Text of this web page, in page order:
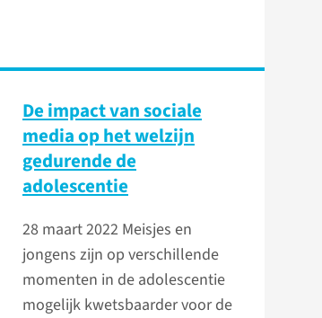
De impact van sociale
media op het welzijn
gedurende de
adolescentie
28 maart 2022 Meisjes en
jongens zijn op verschillende
momenten in de adolescentie
mogelijk kwetsbaarder voor de